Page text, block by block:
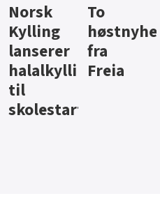
Knalltall
for Açai
Bowl
Aass vil
bli
førstevalg
i lite-